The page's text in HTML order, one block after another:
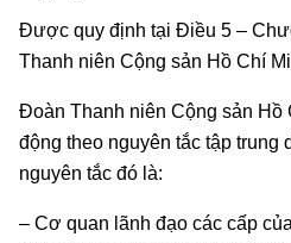
Được quy định tại Điều 5 –
Thanh niên Cộng sản Hồ Chí
Đoàn Thanh niên Cộng sản Hồ
động theo nguyên tắc tập trung
nguyên tắc đó là:
– Cơ quan lãnh đạo các cấp